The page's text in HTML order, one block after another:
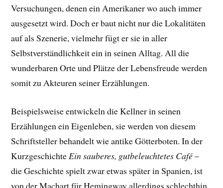
Versuchungen, denen ein Amerikaner wo auch immer
ausgesetzt wird. Doch er baut nicht nur die Lokalitäten
auf als Szenerie, vielmehr fügt er sie in aller
Selbstverständlichkeit ein in seinen Alltag. All die
wunderbaren Orte und Plätze der Lebensfreude werden
somit zu Akteuren seiner Erzählungen.
Beispielsweise entwickeln die Kellner in seinen
Erzählungen ein Eigenleben, sie werden von diesem
Schriftsteller behandelt wie antike Götterboten. In der
KurzgeschichteEin sauberes, gutbeleuchtetes Café–
die Geschichte spielt zwar etwas später in Spanien, ist
von der Machart für Hemingway allerdings schlechthin